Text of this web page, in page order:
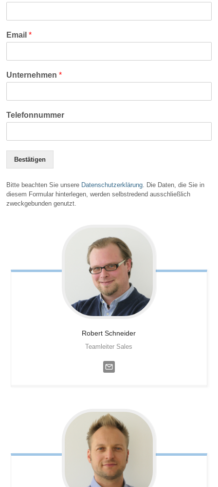
Email*
Unternehmen*
Telefonnummer
Bestätigen
Bitte beachten Sie unsere Datenschutzerklärung. Die Daten, die Sie in
diesem Formular hinterlegen, werden selbstredend ausschließlich
zweckgebunden genutzt.
Robert Schneider
Teamleiter Sales